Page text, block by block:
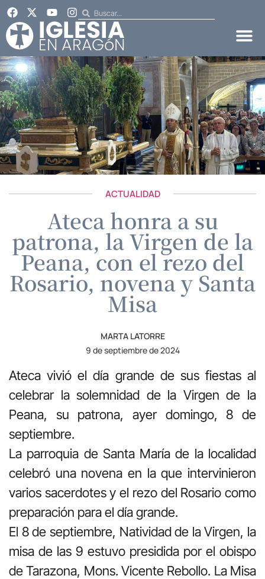
ACTUALIDAD
Ateca honra a su
patrona, la Virgen de la
Peana, con el rezo del
Rosario, novena y Santa
Misa
MARTA LATORRE
9 de septiembre de 2024
Ateca vivió el día grande de sus fiestas al
celebrar la solemnidad de la Virgen de la
Peana, su patrona, ayer domingo, 8 de
septiembre.
La parroquia de Santa María de la localidad
celebró una novena en la que intervinieron
varios sacerdotes y el rezo del Rosario como
preparación para el día grande.
El 8 de septiembre, Natividad de la Virgen, la
misa de las 9 estuvo presidida por el obispo
de Tarazona, Mons. Vicente Rebollo. La Misa